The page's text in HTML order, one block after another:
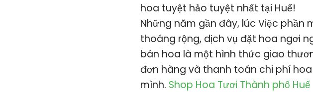
hoa tuyệt hảo tuyệt nhất tại Huế!
Những năm gần đây, lúc Việc
thoáng rộng, dịch vụ đặt hoa ngơi
bán hoa là một hình thức giao
đơn hàng và thanh toán chi phí
mình. Shop Hoa Tươi Thành phố Huế